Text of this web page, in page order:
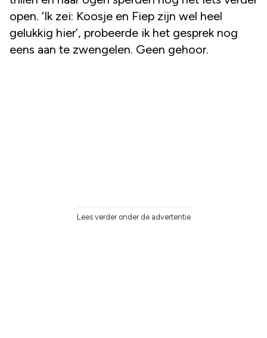
open. ‘Ik zei: Koosje en Fiep zijn wel heel
gelukkig hier’, probeerde ik het gesprek nog
eens aan te zwengelen. Geen gehoor.
Lees verder onder de advertentie